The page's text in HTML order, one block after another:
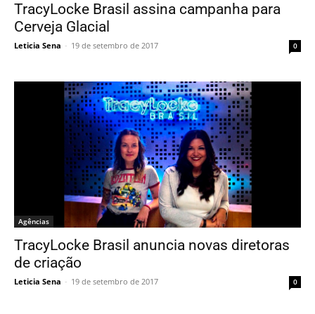
TracyLocke Brasil assina campanha para
Cerveja Glacial
Leticia Sena - 19 de setembro de 2017 0
Agências
TracyLocke Brasil anuncia novas diretoras
de criação
Leticia Sena - 19 de setembro de 2017 0